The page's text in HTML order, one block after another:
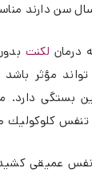
درمان لکنت
مؤثر باشد ،
بستگی دارد.
تنفس
نفس عمیقی